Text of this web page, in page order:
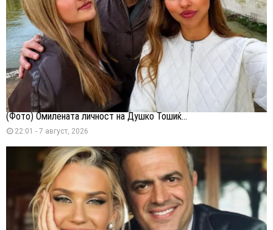
(Фото) Омилената личност на Душко Тошиќ...
22:01 - 7 август, 2026